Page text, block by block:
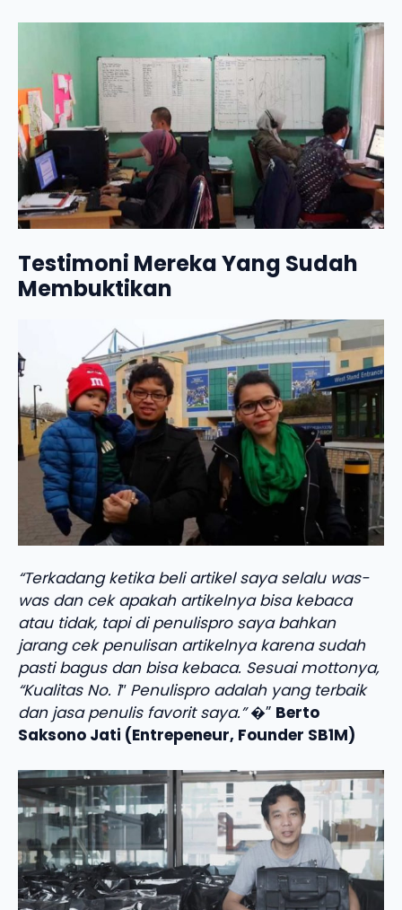
Testimoni Mereka Yang Sudah
Membuktikan
“Terkadang ketika beli artikel saya selalu was-
was dan cek apakah artikelnya bisa kebaca
atau tidak, tapi di penulispro saya bahkan
jarang cek penulisan artikelnya karena sudah
pasti bagus dan bisa kebaca. Sesuai mottonya,
“Kualitas No. 1″ Penulispro adalah yang terbaik
dan jasa penulis favorit saya.”�” Berto
Saksono Jati (Entrepeneur, Founder SB1M)